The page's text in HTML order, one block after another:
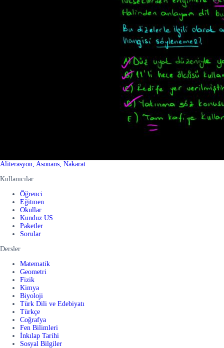
Aliterasyon, Asonans, Nakarat
Kullanıcılar
Öğrenci
Eğitmen
Okullar
Kunduz US
Paketler
Sorular
Dersler
Matematik
Geometri
Fizik
Kimya
Biyoloji
Türk Dili ve Edebiyatı
Türkçe
Coğrafya
Fen Bilimleri
İnkılap Tarihi
Sosyal Bilgiler